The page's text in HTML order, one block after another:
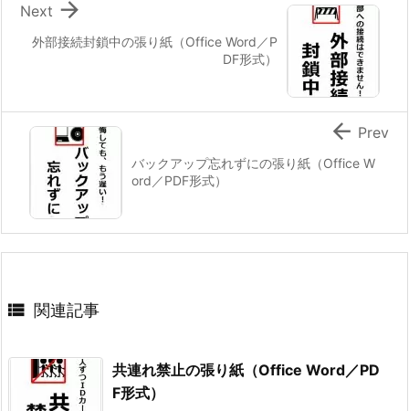
外部接続封鎖中の張り紙（Office Word／P
DF形式）

Next
バックアップ忘れずにの張り紙（Office W
ord／PDF形式）
 Prev
 関連記事
共連れ禁止の張り紙（Office Word／PD
F形式）